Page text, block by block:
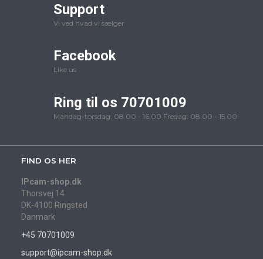
Support
Vi ved hvad vi sælger
Facebook
Like us
Ring til os 70701009
Mandag-torsdag: 08.00 - 16.00 Fredag: 08.00 - 15.00
FIND OS HER
IPcam-shop.dk
Thorsvej 14
DK-4100 Ringsted
Danmark
+45 70701009
support@ipcam-shop.dk